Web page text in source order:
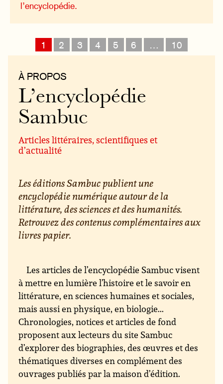
l’encyclopédie.
1 2 3 4 5 6 … 10
À PROPOS
L’encyclopédie
Sambuc
Articles littéraires, scientifiques et
d’actualité
Les éditions Sambuc publient une
encyclopédie numérique autour de la
littérature, des sciences et des humanités.
Retrouvez des contenus complémentaires aux
livres papier.
Les articles de l’encyclopédie Sambuc visent
à mettre en lumière l’histoire et le savoir en
littérature, en sciences humaines et sociales,
mais aussi en physique, en biologie...
Chronologies, notices et articles de fond
proposent aux lecteurs du site Sambuc
d’explorer des biographies, des œuvres et des
thématiques diverses en complément des
ouvrages publiés par la maison d’édition.